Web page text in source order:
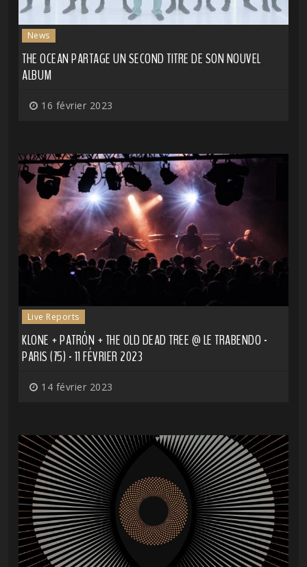
News
THE OCEAN PARTAGE UN SECOND TITRE DE SON NOUVEL
ALBUM
16 février 2023
Live Reports
KLONE + PATRÓN + THE OLD DEAD TREE @ LE TRABENDO -
PARIS (75) - 11 FÉVRIER 2023
14 février 2023